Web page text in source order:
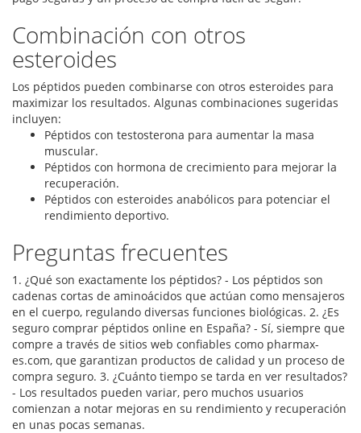
Combinación con otros
esteroides
Los péptidos pueden combinarse con otros esteroides para
maximizar los resultados. Algunas combinaciones sugeridas
incluyen:
Péptidos con testosterona para aumentar la masa
muscular.
Péptidos con hormona de crecimiento para mejorar la
recuperación.
Péptidos con esteroides anabólicos para potenciar el
rendimiento deportivo.
Preguntas frecuentes
1. ¿Qué son exactamente los péptidos? - Los péptidos son
cadenas cortas de aminoácidos que actúan como mensajeros
en el cuerpo, regulando diversas funciones biológicas. 2. ¿Es
seguro comprar péptidos online en España? - Sí, siempre que
compre a través de sitios web confiables como pharmax-
es.com, que garantizan productos de calidad y un proceso de
compra seguro. 3. ¿Cuánto tiempo se tarda en ver resultados?
- Los resultados pueden variar, pero muchos usuarios
comienzan a notar mejoras en su rendimiento y recuperación
en unas pocas semanas.